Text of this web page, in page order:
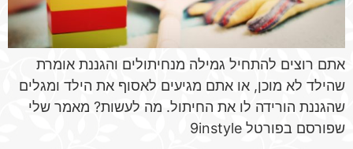
אתם רוצים להתחיל גמילה מנחיתולים והגננת אומרת
שהילד לא מוכן, או אתם מגיעים לאסוף את הילד ומגלים
שהגננת הורידה לו את החיתול. מה לעשות? מאמר שלי
שפורסם בפורטל 9instyle